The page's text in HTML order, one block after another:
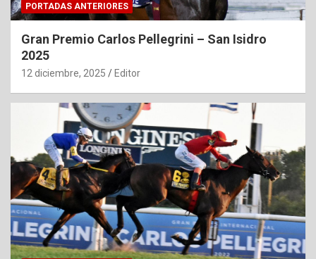
PORTADAS ANTERIORES
Gran Premio Carlos Pellegrini – San Isidro
2025
12 diciembre, 2025 Editor